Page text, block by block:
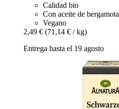
Calidad bio
Con aceite de bergamota
Vegano
2,49 € (71,14 € / kg)
Entrega hasta el 19 agosto